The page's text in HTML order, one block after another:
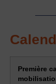
Première